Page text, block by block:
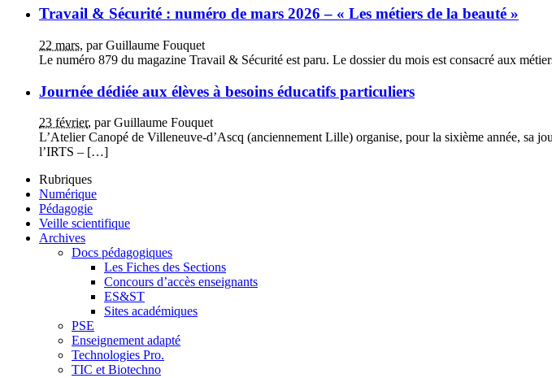
Travail & Sécurité : numéro de mars 2026 – « Les métiers de la beauté »
22 mars, par Guillaume Fouquet
Le numéro 879 du magazine Travail & Sécurité est paru. Le dossier du mois est consacré aux
Journée dédiée aux élèves à besoins éducatifs particuliers
23 février, par Guillaume Fouquet
L’Atelier Canopé de Villeneuve-d’Ascq (anciennement Lille) organise, pour la sixième année, sa
l’IRTS – […]
Rubriques
Numérique
Pédagogie
Veille scientifique
Archives
Docs pédagogiques
Les Fiches des Sections
Concours d’accès enseignants
ES&ST
Sites académiques
PSE
Enseignement adapté
Technologies Pro.
TIC et Biotechno